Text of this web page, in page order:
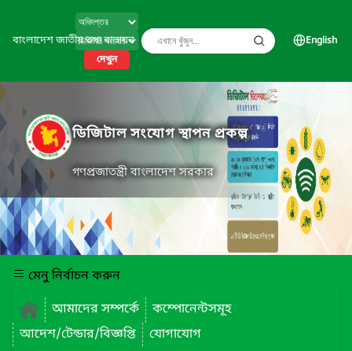
বাংলাদেশ জাতীয় তথ্য বাতায়ন
দেখুন
English
ডিজিটাল সংযোগ স্থাপন প্রকল্প
গণপ্রজাতন্ত্রী বাংলাদেশ সরকার
মেনু নির্বাচন করুন
আমাদের সম্পর্কে
কম্পোনেন্টসমূহ
আদেশ/টেন্ডার/বিজ্ঞপ্তি
যোগাযোগ